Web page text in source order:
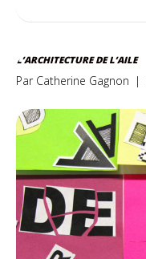
L’ARCHITECTURE DE L’AILE
Par Catherine Gagnon |